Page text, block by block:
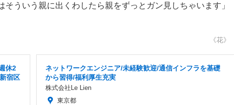
ういう親に出くわしたら親をずっとガン見しちゃいます」
《花》
休2
宿区
ネットワークエンジニア/未経験歓迎/通信インフラを基礎
から習得/福利厚生充実
株式会社Le Lien
東京都